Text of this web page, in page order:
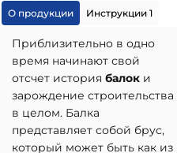
О продукции Инструкции 1
Приблизительно в одно
время начинают свой
отсчет история балок и
зарождение строительства
в целом. Балка
представляет собой брус,
который может быть как из